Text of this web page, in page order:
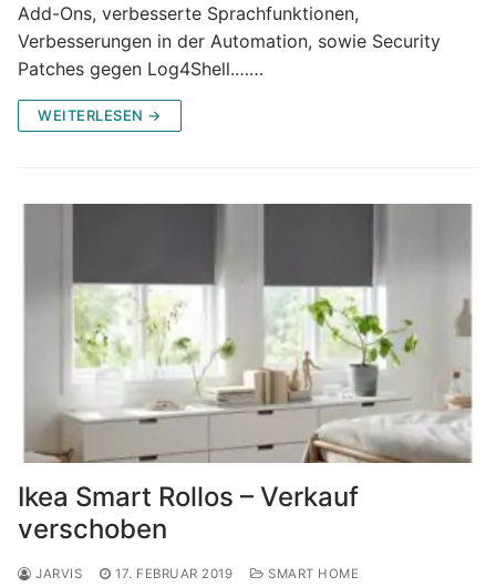
Add-Ons, verbesserte Sprachfunktionen,
Verbesserungen in der Automation, sowie Security
Patches gegen Log4Shell.……
WEITERLESEN →
Ikea Smart Rollos – Verkauf
verschoben
JARVIS 17. FEBRUAR 2019
SMART HOME